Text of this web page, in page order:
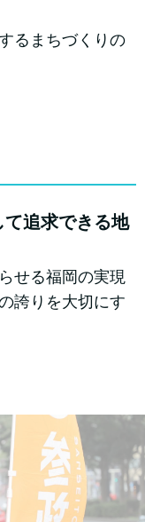
るまちづくりの
て追求できる地
せる福岡の実現
誇りを大切にす